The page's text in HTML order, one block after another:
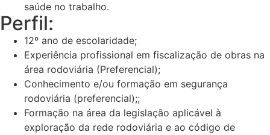
saúde no trabalho.
Perfil:
12º ano de escolaridade;
Experiência profissional em fiscalização de obras na
área rodoviária (Preferencial);
Conhecimento e/ou formação em segurança
rodoviária (preferencial);;
Formação na área da legislação aplicável à
exploração da rede rodoviária e ao código de